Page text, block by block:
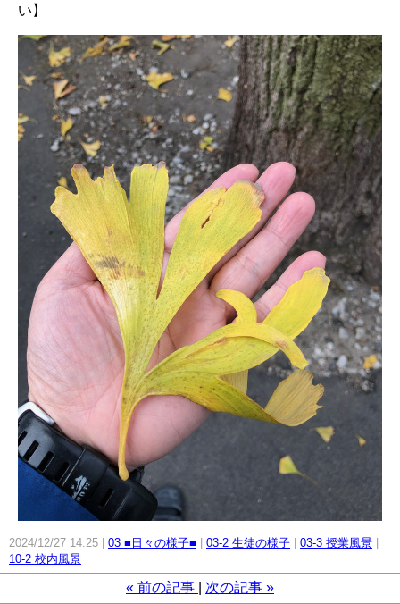
い】
2024/12/27 14:25 03 ■日々の様子■ 03-2 生徒の様子
03-3 授業風景
10-2 校内風景
« 前の記事 次の記事 »